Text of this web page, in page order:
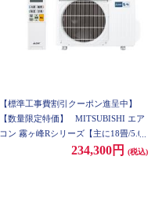
【標準工事費割引クーポン進呈中】
【数量限定特価】
MITSUBISHI エア
コン 霧ヶ峰Rシリーズ【主に18畳/5.6
KW/200V/ピュアホワイト/2022年モデ
234,300円 (税込)